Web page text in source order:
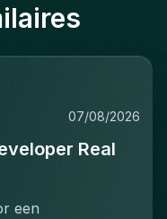
07/08/2026
Real
een